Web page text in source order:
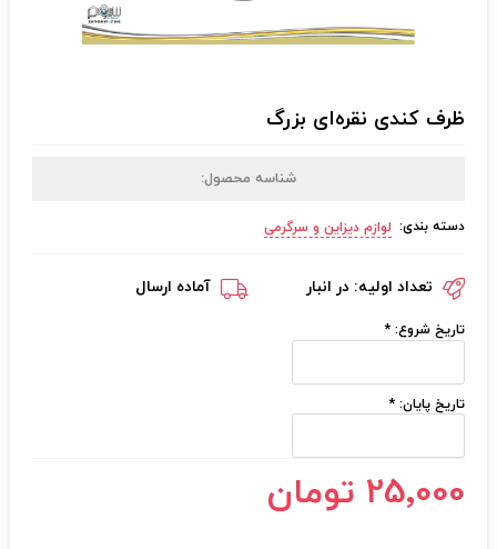
ظرف کندی نقره‌ای بزرگ
شناسه محصول:
دسته بندی: لوازم دیزاین و سرگرمی
تعداد اولیه: در انبار آماده ارسال
تاریخ شروع: *
تاریخ پایان: *
25٬000 تومان